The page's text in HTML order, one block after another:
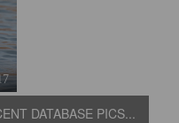
DATABASE PICS...